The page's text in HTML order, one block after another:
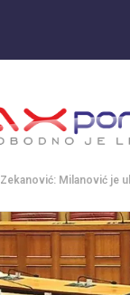
Zekanović: Milanović je